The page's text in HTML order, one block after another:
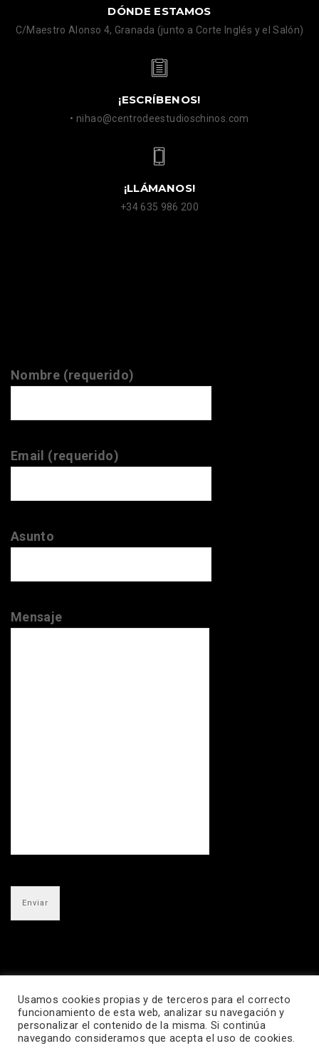
DÓNDE ESTAMOS
C/Maestro Alonso 4, Granada (junto a Corte Inglés y el Salón)
¡ESCRÍBENOS!
• nihao@centrodeestudioschinos.com
¡LLÁMANOS!
+34 635 986 200
Nombre (requerido)
Email (requerido)
Asunto
Mensaje
Usamos cookies propias y de terceros para el correcto
funcionamiento de esta web, analizar su navegación y
personalizar el contenido de la misma. Si continúa
navegando consideramos que acepta el uso de cookies.